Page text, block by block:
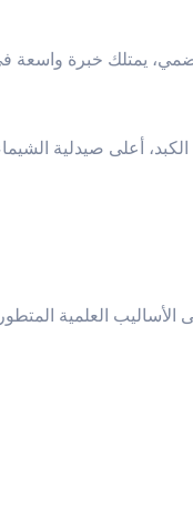
يمتلك خبرة
أعلى صيدلية
العلمية